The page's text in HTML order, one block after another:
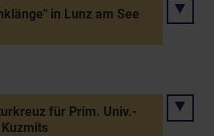
in Lunz am See
für Prim. Univ.-